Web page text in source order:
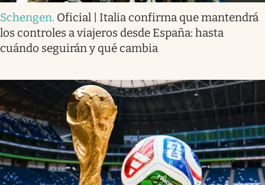
Schengen. Oficial | Italia confirma que mantendrá
los controles a viajeros desde España: hasta
cuándo seguirán y qué cambia